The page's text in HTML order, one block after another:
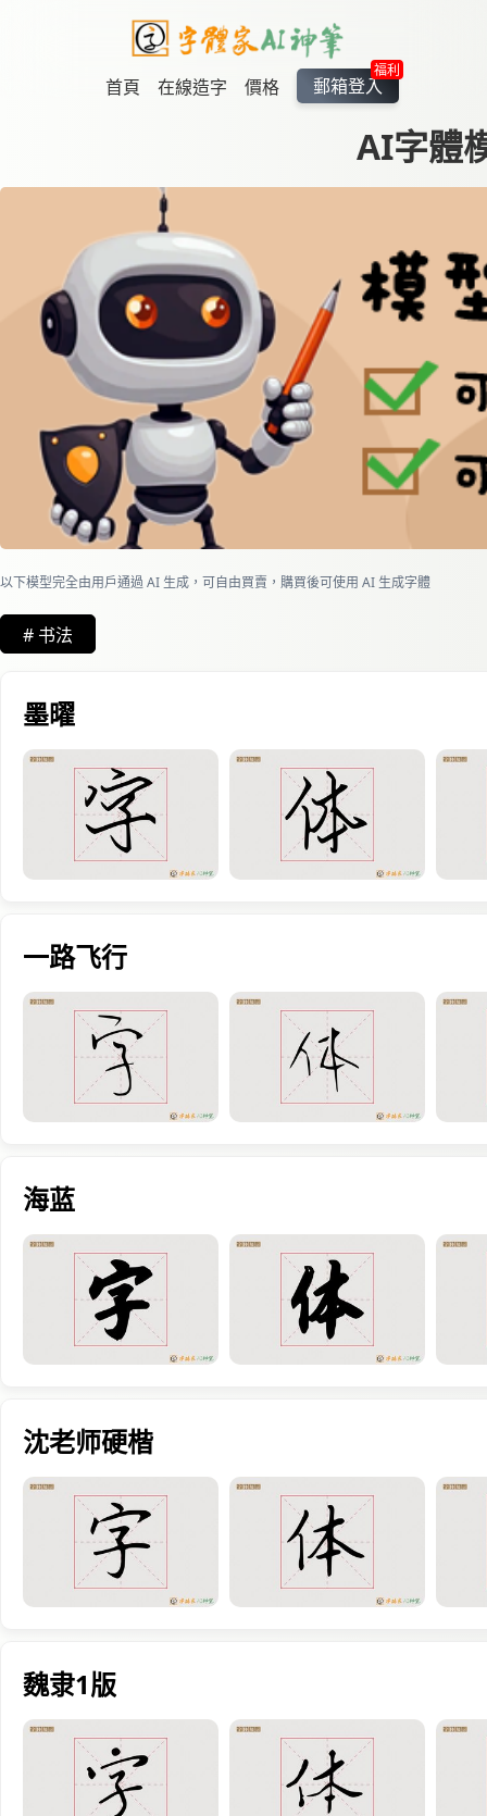
首頁 在線造字 價格
福利
郵箱登入
AI字體
以下模型完全由用戶通過 AI 生成，可自由買賣，購買後可使用 AI 生成字體
# 书法
墨曜
一路飞行
海蓝
沈老师硬楷
魏隶1版